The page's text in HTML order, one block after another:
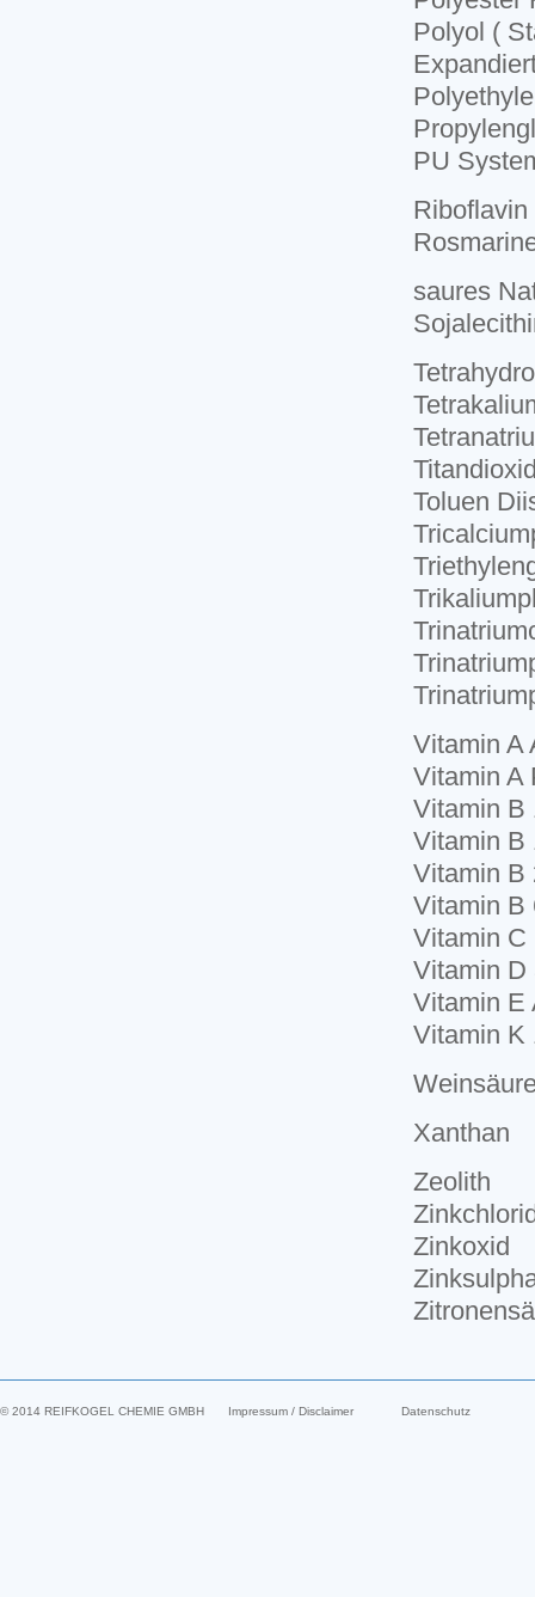
Polyol (
PU
saures
Toluen
Vitamin A
Vitamin A
Vitamin B
Vitamin B
Vitamin B
Vitamin B
Vitamin C
Vitamin D
Vitamin E
Vitamin K
Xanthan
Zeolith
Zinkoxid
© 2014 REIFKOGEL CHEMIE GMBH Impressum / Disclaimer Datenschutz